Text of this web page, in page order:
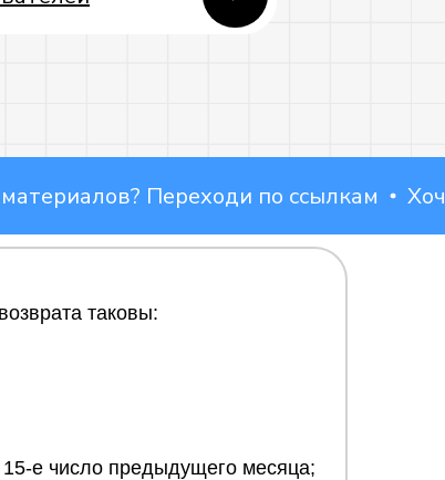
ВКонтакте
Переходи по ссылкам Хочешь
таковы:
е число предыдущего месяца;